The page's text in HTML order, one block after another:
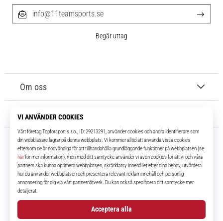
11teamsports.se
I över 16 år har vi varit dina lagkamrater, vilket ger dig de bästa och
senaste fotbollsprodukterna.
FacebookInstagramYouTube
Om oss
Kundtjänst
info@11teamsports.se
Begär uttag